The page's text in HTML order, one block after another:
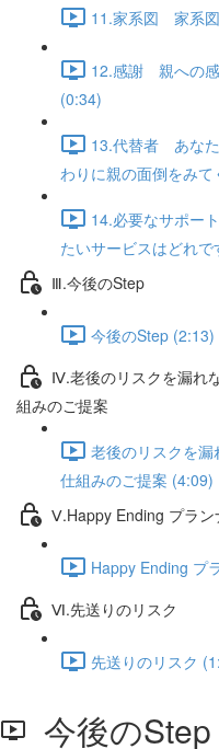
11.家系図 家系
12.感謝 親への感
(0:34)
13.代替者 あな
わりに親の面倒をみ
14.必要なサポー
たいサービスはどれ
Ⅲ.今後のStep
今後のStep (2:13)
Ⅳ.老後のリスクを漏れ
組みのご提案
老後のリスクを
仕組みのご提案 (4:09)
Ⅴ.Happy Ending プラン
Happy Ending プ
Ⅵ.先送りのリスク
先送りのリスク
今後のStep